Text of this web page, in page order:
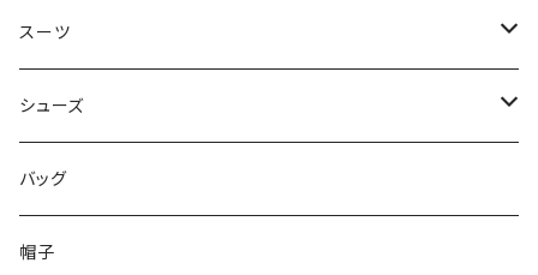
50/XL～
48/L
50/XL～
46/M
48/L
50/XL～
～44/S
46/M
48/L
50/XL～
スーツ
～44/S
46/M
48/L
シューズ
～25.5cm
26cm～
バッグ
帽子